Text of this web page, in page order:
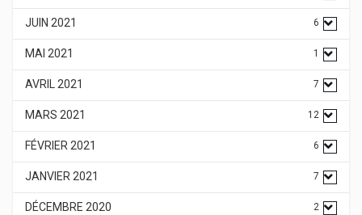
JUIN 2021 6
MAI 2021 1
AVRIL 2021 7
MARS 2021 12
FÉVRIER 2021 6
JANVIER 2021 7
DÉCEMBRE 2020 2